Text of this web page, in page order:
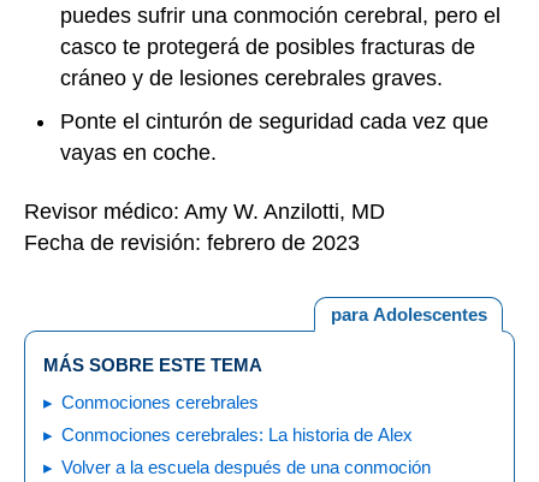
puedes sufrir una conmoción cerebral, pero el
casco te protegerá de posibles fracturas de
cráneo y de lesiones cerebrales graves.
Ponte el cinturón de seguridad cada vez que
vayas en coche.
Revisor médico: Amy W. Anzilotti, MD
Fecha de revisión: febrero de 2023
para Adolescentes
MÁS SOBRE ESTE TEMA
Conmociones cerebrales
Conmociones cerebrales: La historia de Alex
Volver a la escuela después de una conmoción